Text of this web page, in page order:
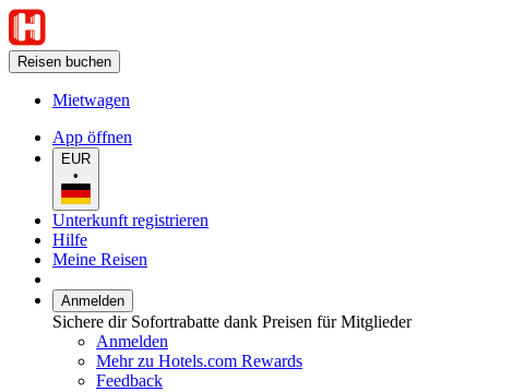
Reisen buchen
Mietwagen
App öffnen
EUR
•
Unterkunft registrieren
Hilfe
Meine Reisen
Anmelden
Sichere dir Sofortrabatte dank Preisen für Mitglieder
Anmelden
Mehr zu Hotels.com Rewards
Feedback